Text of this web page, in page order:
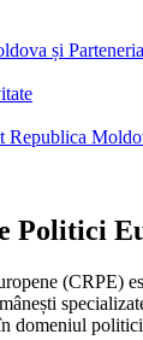
și
Republica
Politici
(CRPE)
domeniul